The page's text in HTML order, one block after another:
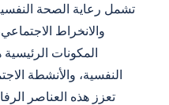
تشمل رعاية الصحة
والانخراط
المكونات
النفسية، والأنشطة
تعزز هذه العناصر